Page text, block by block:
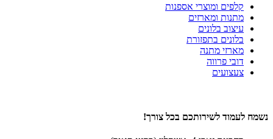
קלפים ומוצרי אספנות
מתנות ומארזים
עיצוב בלונים
בלונים בתפזורת
מארזי מתנה
דובי פרווה
צעצועים
נשמח לעמוד לשירותכם בכל צורך!